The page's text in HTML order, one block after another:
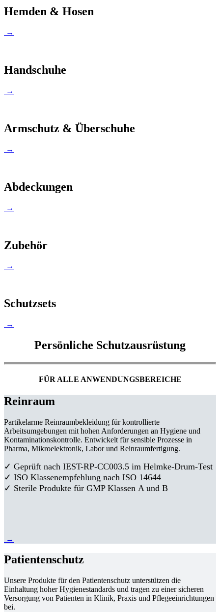
Hemden & Hosen
→
Handschuhe
→
Armschutz & Überschuhe
→
Abdeckungen
→
Zubehör
→
Schutzsets
→
Persönliche Schutzausrüstung
FÜR ALLE ANWENDUNGSBEREICHE
Reinraum
Partikelarme Reinraumbekleidung für kontrollierte
Arbeitsumgebungen mit hohen Anforderungen an Hygiene und
Kontaminationskontrolle. Entwickelt für sensible Prozesse in
Pharma, Mikroelektronik, Labor und Reinraumfertigung.
✓ Geprüft nach IEST-RP-CC003.5 im Helmke-Drum-Test
✓ ISO Klassenempfehlung nach ISO 14644
✓ Sterile Produkte für GMP Klassen A und B
→
Patientenschutz
Unsere Produkte für den Patientenschutz unterstützen die
Einhaltung hoher Hygienestandards und tragen zu einer sicheren
Versorgung von Patienten in Klinik, Praxis und Pflegeeinrichtungen
bei.